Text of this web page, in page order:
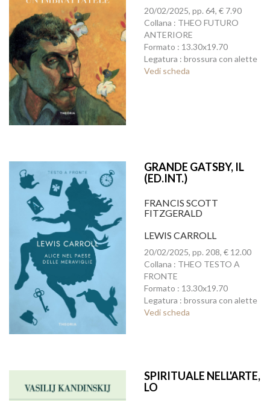
20/02/2025, pp. 64, € 7.90
Collana : THEO FUTURO
ANTERIORE
Formato : 13.30x19.70
Legatura : brossura con alette
Vedi scheda
GRANDE GATSBY, IL
(ED.INT.)
FRANCIS SCOTT
FITZGERALD
LEWIS CARROLL
20/02/2025, pp. 208, € 12.00
Collana : THEO TESTO A
FRONTE
Formato : 13.30x19.70
Legatura : brossura con alette
Vedi scheda
SPIRITUALE NELL'ARTE,
LO